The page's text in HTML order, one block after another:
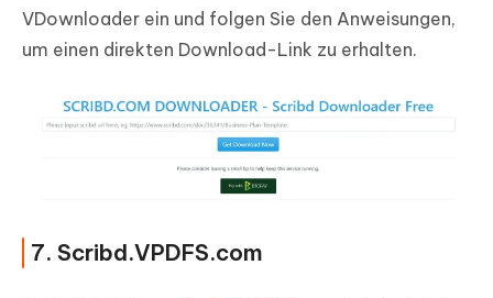
VDownloader ein und folgen Sie den Anweisungen,
um einen direkten Download-Link zu erhalten.
7. Scribd.VPDFS.com